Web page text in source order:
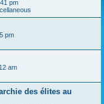
pm
pm
am
des élites au